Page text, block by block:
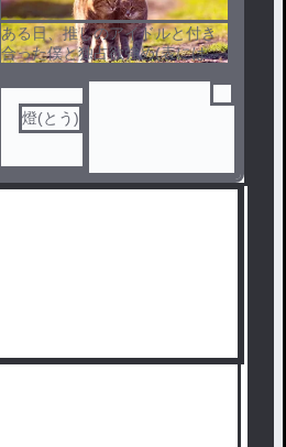
ある日、推しのアイドルと付き
合った僕と独占欲強め(表には出
燈(とう)